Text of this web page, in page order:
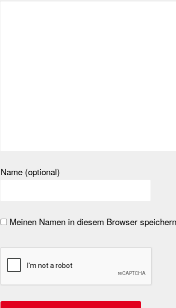
Name (optional)
Meinen Namen in diesem Browser